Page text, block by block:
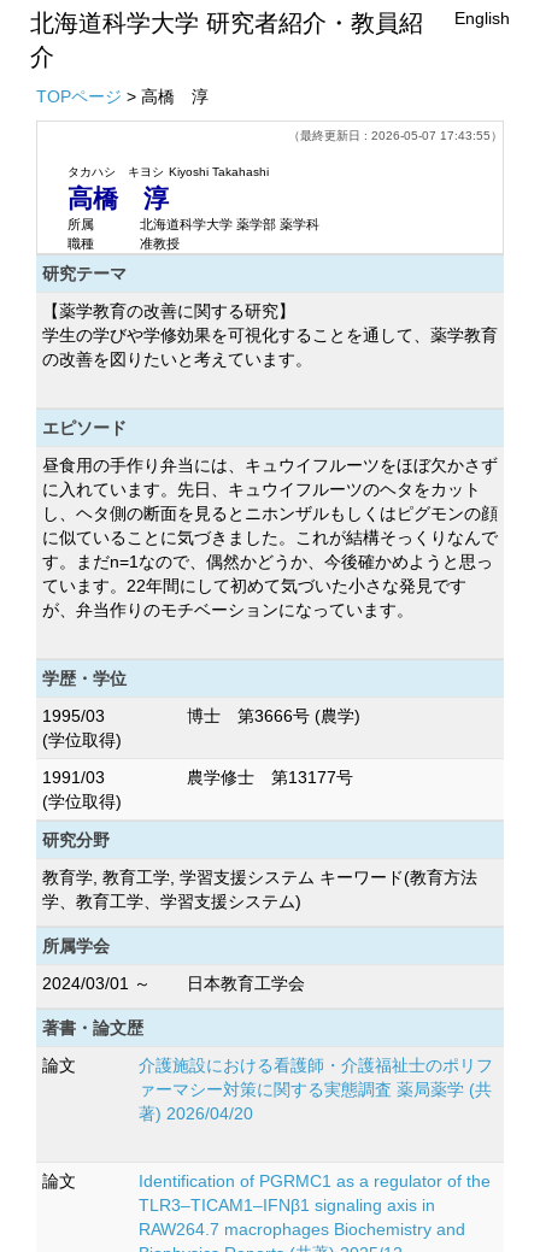
北海道科学大学 研究者紹介・教員紹
介
English
TOPページ > 高橋 淳
（最終更新日 : 2026-05-07 17:43:55）
タカハシ キヨシ Kiyoshi Takahashi
高橋 淳
所属
北海道科学大学 薬学部 薬学科
職種
准教授
研究テーマ
【薬学教育の改善に関する研究】
学生の学びや学修効果を可視化することを通して、薬学教育
の改善を図りたいと考えています。
エピソード
昼食用の手作り弁当には、キュウイフルーツをほぼ欠かさず
に入れています。先日、キュウイフルーツのヘタをカット
し、ヘタ側の断面を見るとニホンザルもしくはピグモンの顔
に似ていることに気づきました。これが結構そっくりなんで
す。まだn=1なので、偶然かどうか、今後確かめようと思っ
ています。22年間にして初めて気づいた小さな発見です
が、弁当作りのモチベーションになっています。
学歴・学位
1995/03
(学位取得)
博士 第3666号 (農学)
1991/03
(学位取得)
農学修士 第13177号
研究分野
教育学, 教育工学, 学習支援システム キーワード(教育方法
学、教育工学、学習支援システム)
所属学会
2024/03/01 ～
日本教育工学会
著書・論文歴
論文
介護施設における看護師・介護福祉士のポリフ
ァーマシー対策に関する実態調査 薬局薬学 (共
著) 2026/04/20
論文
Identification of PGRMC1 as a regulator of the
TLR3–TICAM1–IFNβ1 signaling axis in
RAW264.7 macrophages Biochemistry and